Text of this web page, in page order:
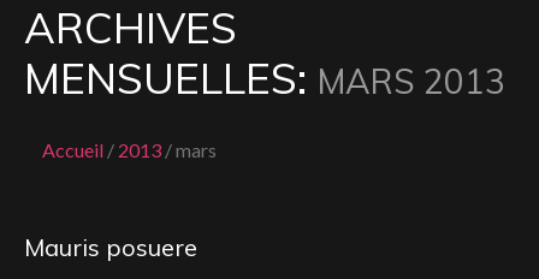
ARCHIVES
MENSUELLES: MARS 2013
Accueil 2013 mars
Mauris posuere